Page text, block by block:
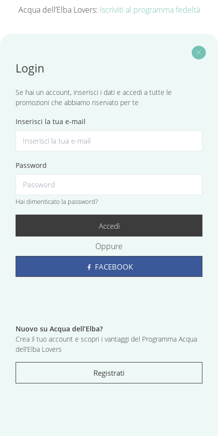
Acqua dell’Elba Lovers: Iscriviti al programma fedeltà
close
Login
Se hai un account, inserisci i dati e accedi a tutte le
promozioni che abbiamo riservato per te
Inserisci la tua e-mail
Password
Hai dimenticato la password?
Accedi
Oppure
FACEBOOK
Nuovo su Acqua dell’Elba?
Crea il tuo account e scopri i vantaggi del Programma Acqua
dell’Elba Lovers
Registrati